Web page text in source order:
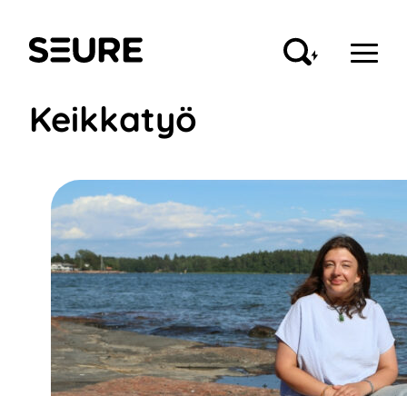
sisältöön
Seure
Keikkatyö